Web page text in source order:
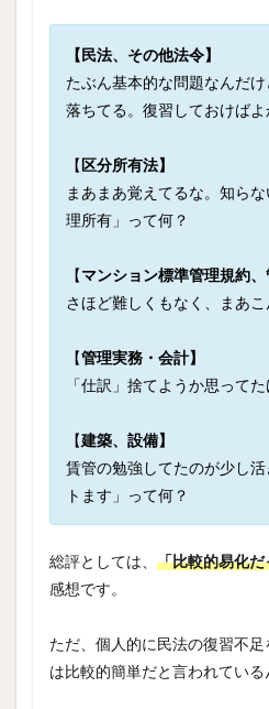
【民法、その他法令】
たぶん基本的な問題なんだ
落ちてる。復習しておけばよ
【区分所有法】
まあまあ覚えてるな。知ら
理所有」って何？
【マンション標準管理規約、
さほど難しくもなく、まあこ
【管理実務・会計】
「仕訳」捨てようか思って
【建築、設備】
賃管の勉強してたのが少し
トます」って何？
総評としては、 「比較的易化
感想です。
ただ、個人的に民法の復習不
は比較的簡単だと言われてい